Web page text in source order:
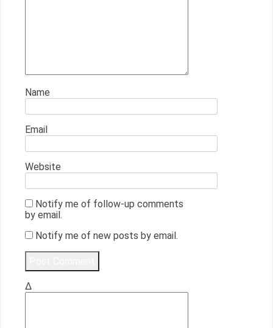
Name
Email
Website
Notify me of follow-up comments
by email.
Notify me of new posts by email.
Δ